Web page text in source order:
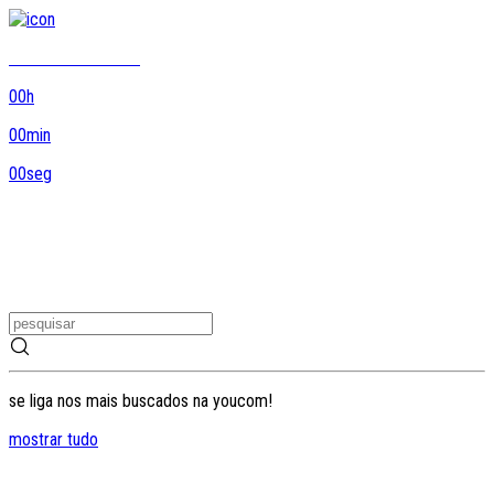
00h
00min
00seg
se liga nos mais buscados na youcom!
mostrar tudo